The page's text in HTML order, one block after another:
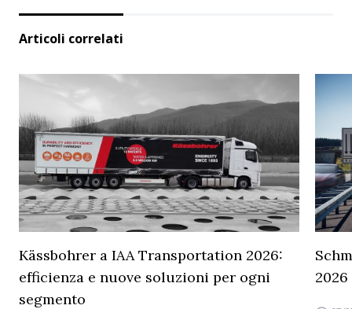
Articoli correlati
Kässbohrer a IAA Transportation 2026:
efficienza e nuove soluzioni per ogni
segmento
2026